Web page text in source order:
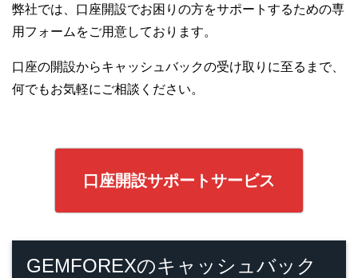
弊社では、口座開設でお困りの方をサポートするための専
用フォームをご用意しております。
口座の開設からキャッシュバックの受け取りに至るまで、
何でもお気軽にご相談ください。
口座開設サポートサービス
GEMFOREXのキャッシュバック